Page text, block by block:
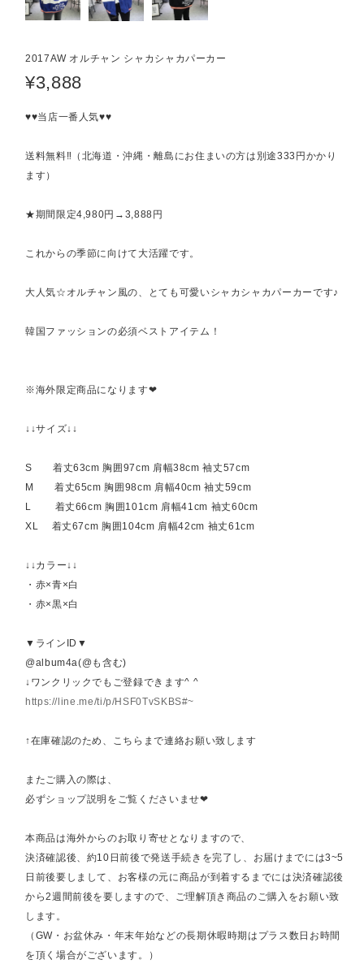
2017AW オルチャン シャカシャカパーカー
¥3,888
♥♥当店一番人気♥♥
送料無料‼（北海道・沖縄・離島にお住まいの方は別途333円かかり
ます）
★期間限定4,980円→3,888円
これからの季節に向けて大活躍です。
大人気☆オルチャン風の、とても可愛いシャカシャカパーカーです♪
韓国ファッションの必須ベストアイテム！
※海外限定商品になります❤︎
↓↓サイズ↓↓
S 着丈63cm 胸囲97cm 肩幅38cm 袖丈57cm
M 着丈65cm 胸囲98cm 肩幅40cm 袖丈59cm
L 着丈66cm 胸囲101cm 肩幅41cm 袖丈60cm
XL 着丈67cm 胸囲104cm 肩幅42cm 袖丈61cm
↓↓カラー↓↓
・赤×青×白
・赤×黒×白
▼ラインID▼
@album4a(@も含む)
↓ワンクリックでもご登録できます^ ^
https://line.me/ti/p/HSF0TvSKBS#~
↑在庫確認のため、こちらまで連絡お願い致します
またご購入の際は、
必ずショップ説明をご覧くださいませ❤︎
本商品は海外からのお取り寄せとなりますので、
決済確認後、約10日前後で発送手続きを完了し、お届けまでには3~5
日前後要しまして、お客様の元に商品が到着するまでには決済確認後
から2週間前後を要しますので、ご理解頂き商品のご購入をお願い致
します。
（GW・お盆休み・年末年始などの長期休暇時期はプラス数日お時間
を頂く場合がございます。）